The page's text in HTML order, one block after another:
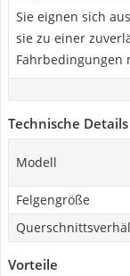
Sie eignen sich
sie zu einer
Fahrbedingungen
Technische Details
Modell
Felgengröße
Vorteile